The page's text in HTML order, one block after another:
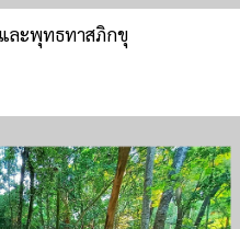
ละพุทธทาสภิกขุ